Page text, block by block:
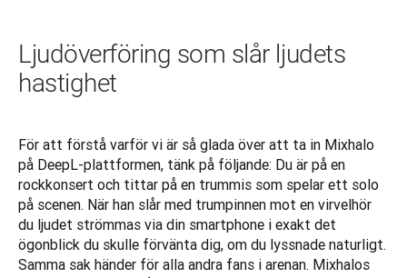
Ljudöverföring som slår ljudets
hastighet
För att förstå varför vi är så glada över att ta in Mixhalo
på DeepL-plattformen, tänk på följande: Du är på en
rockkonsert och tittar på en trummis som spelar ett solo
på scenen. När han slår med trumpinnen mot en virvelhör
du ljudet strömmas via din smartphone i exakt det
ögonblick du skulle förvänta dig, om du lyssnade naturligt.
Samma sak händer för alla andra fans i arenan. Mixhalos